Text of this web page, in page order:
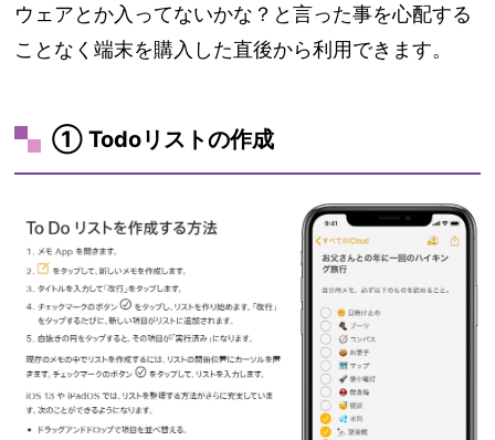
ウェアとか入ってないかな？と言った事を心配する
ことなく端末を購入した直後から利用できます。
① Todoリストの作成